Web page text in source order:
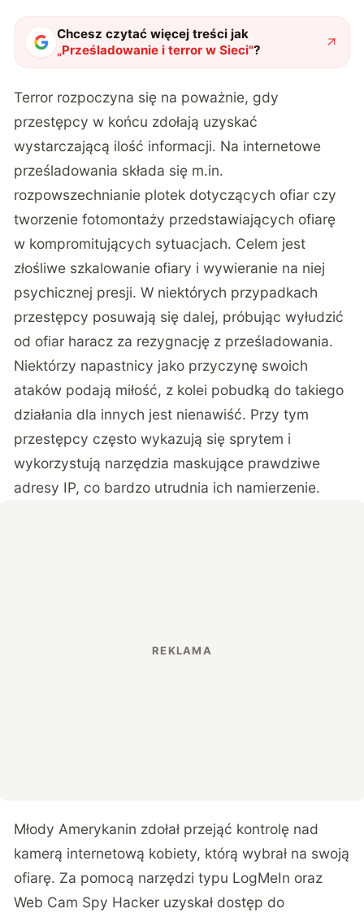
Chcesz czytać więcej treści jak
„Prześladowanie i terror w Sieci"?
Terror rozpoczyna się na poważnie, gdy
przestępcy w końcu zdołają uzyskać
wystarczającą ilość informacji. Na internetowe
prześladowania składa się m.in.
rozpowszechnianie plotek dotyczących ofiar czy
tworzenie fotomontaży przedstawiających ofiarę
w kompromitujących sytuacjach. Celem jest
złośliwe szkalowanie ofiary i wywieranie na niej
psychicznej presji. W niektórych przypadkach
przestępcy posuwają się dalej, próbując wyłudzić
od ofiar haracz za rezygnację z prześladowania.
Niektórzy napastnicy jako przyczynę swoich
ataków podają miłość, z kolei pobudką do takiego
działania dla innych jest nienawiść. Przy tym
przestępcy często wykazują się sprytem i
wykorzystują narzędzia maskujące prawdziwe
adresy IP, co bardzo utrudnia ich namierzenie.
Młody Amerykanin zdołał przejąć kontrolę nad
kamerą internetową kobiety, którą wybrał na swoją
ofiarę. Za pomocą narzędzi typu LogMeIn oraz
Web Cam Spy Hacker uzyskał dostęp do